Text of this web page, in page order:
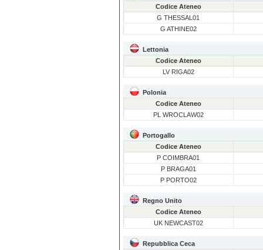
Codice Ateneo
G THESSAL01
G ATHINE02
Lettonia
Codice Ateneo
LV RIGA02
Polonia
Codice Ateneo
PL WROCLAW02
Portogallo
Codice Ateneo
P COIMBRA01
P BRAGA01
P PORTO02
Regno Unito
Codice Ateneo
UK NEWCAST02
Repubblica Ceca